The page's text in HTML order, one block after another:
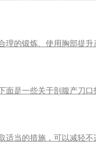
理的锻炼、使用胸部提
面是一些关于剖腹产刀
适当的措施，可以减轻